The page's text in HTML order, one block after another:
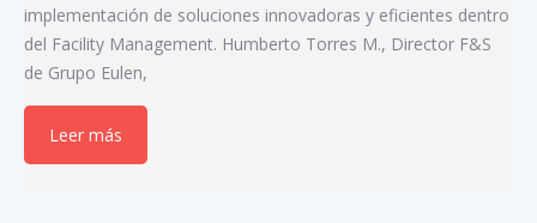
implementación de soluciones innovadoras y eficientes dentro
del Facility Management. Humberto Torres M., Director F&S
de Grupo Eulen,
Leer más